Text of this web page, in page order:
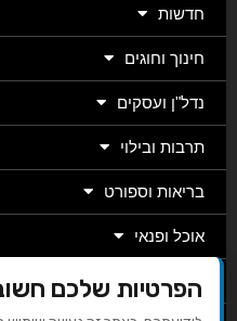
חדשות
חינוך וחוגים
נדל"ן ועסקים
תרבות ובילוי
בריאות וספורט
אוכל ופנאי
מגזין
הפרטיות שלכם